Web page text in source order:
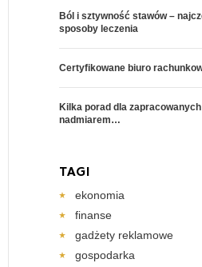
Ból i sztywność stawów –
sposoby leczenia
Certyfikowane biuro
Kilka porad dla
nadmiarem…
TAGI
ekonomia
finanse
gadżety reklamowe
gospodarka